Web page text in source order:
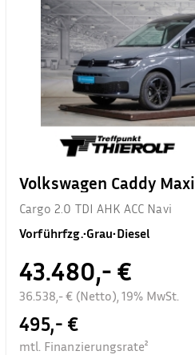
Volkswagen Caddy Maxi
Cargo 2.0 TDI AHK ACC Navi
Vorführfzg.•Grau•Diesel
43.480,- €
36.538,- € (Netto), 19% MwSt.
495,- €
mtl. Finanzierungsrate²